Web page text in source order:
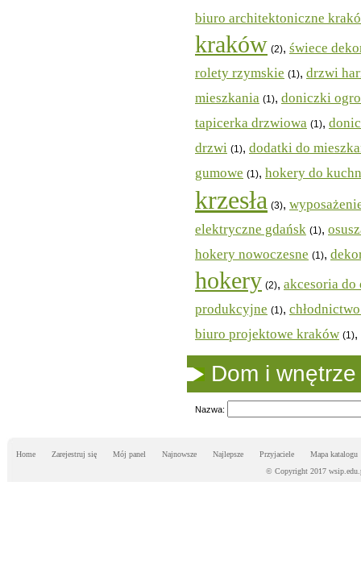
biuro architektoniczne
kraków (2), świece
rolety rzymskie (1), drzwi
mieszkania (1), doniczki
tapicerka drzwiowa (1),
drzwi (1), dodatki do
gumowe (1), hokery do
krzesła (3),
elektryczne gdańsk (1),
hokery nowoczesne (1),
hokery (2), akcesoria do
produkcyjne (1),
biuro projektowe kraków (1),
Dom i
Nazwa:
Home Zarejestruj się Mój panel Najnowsze Najlepsze Przyjaciele
Mapa katalogu
© Copyright 2017